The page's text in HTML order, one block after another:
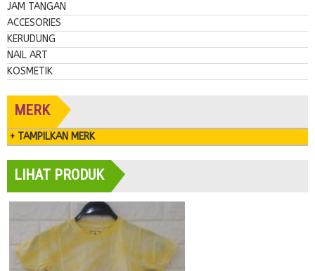
JAM TANGAN
ACCESORIES
KERUDUNG
NAIL ART
KOSMETIK
MERK
+ TAMPILKAN MERK
LIHAT PRODUK